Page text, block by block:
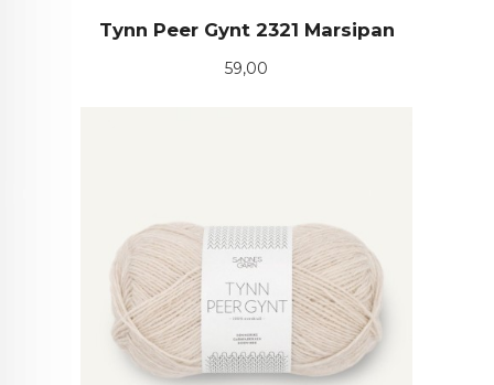
Tynn Peer Gynt 2321 Marsipan
Pris
59,00